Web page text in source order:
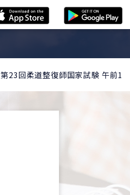
第23回柔道整復師国家試験 午前1